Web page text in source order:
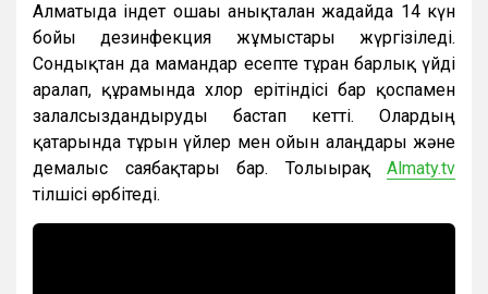
Алматыда індет ошағы анықталған жағдайда 14 күн
бойы дезинфекция жұмыстары жүргізіледі.
Сондықтан да мамандар есепте тұрған барлық үйді
аралап, құрамында хлор ерітіндісі бар қоспамен
залалсыздандыруды бастап кетті. Олардың
қатарында тұрғын үйлер мен ойын алаңдары және
демалыс саябақтары бар. Толығырақ Almaty.tv
тілшісі өрбітеді.